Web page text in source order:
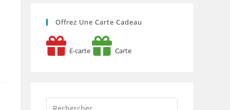
Offrez Une Carte Cadeau
E-carte Carte